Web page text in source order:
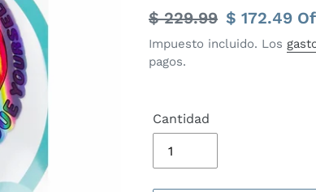
Precio
habitual
$ 229.99 Precio
de
$ 172.49
Impuesto incluido. Los
pagos.
Cantidad